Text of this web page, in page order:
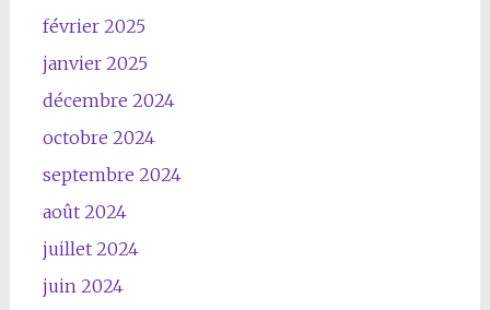
février 2025
janvier 2025
décembre 2024
octobre 2024
septembre 2024
août 2024
juillet 2024
juin 2024